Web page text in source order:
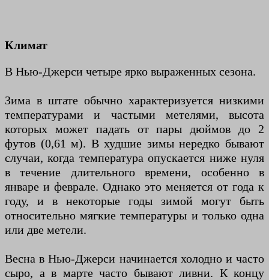
Климат
В Нью-Джерси четыре ярко выраженных сезона.
Зима в штате обычно характеризуется низкими
температурами и частыми метелями, высота
которых может падать от пары дюймов до 2
футов (0,61 м). В худшие зимы нередко бывают
случаи, когда температура опускается ниже нуля
в течение длительного времени, особенно в
январе и феврале. Однако это меняется от года к
году, и в некоторые годы зимой могут быть
относительно мягкие температуры и только одна
или две метели.
Весна в Нью-Джерси начинается холодно и часто
сыро, а в марте часто бывают ливни. К концу